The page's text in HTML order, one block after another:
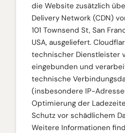
die Website zusätzlich
Delivery Network (CDN)
101 Townsend St, San
USA, ausgeliefert.
technischer Dienstleister
eingebunden und
technische
(insbesondere IP-
Optimierung der
Schutz vor schädlichem
Weitere Informationen